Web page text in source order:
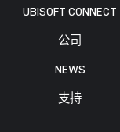
UBISOFT CONNECT
公司
NEWS
支持